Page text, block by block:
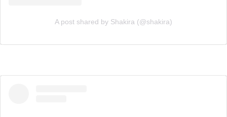
A post shared by Shakira (@shakira)